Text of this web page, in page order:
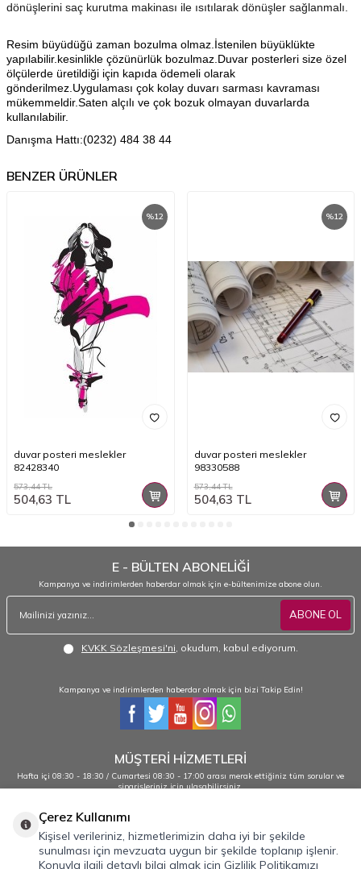
dönüşlerini saç kurutma makinası ile ısıtılarak dönüşler sağlanmalı.
Resim büyüdüğü zaman bozulma olmaz.İstenilen büyüklükte
yapılabilir.kesinlikle çözünürlük bozulmaz.Duvar posterleri size özel
ölçülerde üretildiği için kapıda ödemeli olarak
gönderilmez.Uygulaması çok kolay duvarı sarması kavraması
mükemmeldir.Saten alçılı ve çok bozuk olmayan duvarlarda
kullanılabilir.
Danışma Hattı:(0232) 484 38 44
BENZER ÜRÜNLER
%12
duvar posteri meslekler
82428340
573,44TL
504,63 TL
%12
duvar posteri meslekler
98330588
573,44TL
504,63 TL
E - BÜLTEN ABONELİĞİ
Kampanya ve indirimlerden haberdar olmak için e-bültenimize abone olun.
ABONE OL
KVKK Sözleşmesi'ni , okudum, kabul ediyorum.
Kampanya ve indirimlerden haberdar olmak için bizi Takip Edin!
MÜŞTERİ HİZMETLERİ
Hafta içi 08:30 - 18:30 / Cumartesi 08:30 - 17:00 arası merak ettiğiniz tüm sorular ve
siparişleriniz için ulaşabilirsiniz.
0232 484 38 44 - 0533 330 88 95
Önemli Bilgiler
Çerez Kullanımı
Kişisel verileriniz, hizmetlerimizin daha iyi bir şekilde
sunulması için mevzuata uygun bir şekilde toplanıp işlenir.
Konuyla ilgili detaylı bilgi almak için Gizlilik Politikamızı